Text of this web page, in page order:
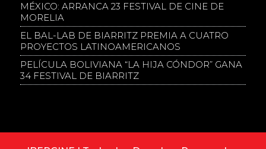
MÉXICO: ARRANCA 23 FESTIVAL DE CINE DE
MORELIA
EL BAL-LAB DE BIARRITZ PREMIA A CUATRO
PROYECTOS LATINOAMERICANOS
PELÍCULA BOLIVIANA “LA HIJA CÓNDOR” GANA
34 FESTIVAL DE BIARRITZ